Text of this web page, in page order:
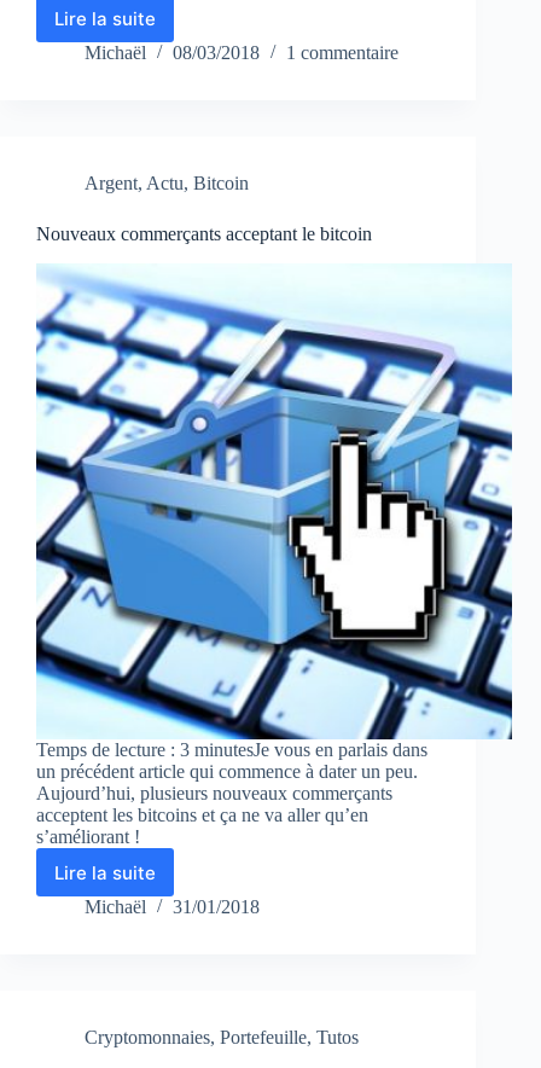
Lire la suite
Revolut,
Obtenez
Michaël 08/03/2018 1 commentaire
Argent, Actu, Bitcoin
Nouveaux commerçants acceptant le bitcoin
Temps de lecture : 3 minutesJe vous en parlais dans
un précédent article qui commence à dater un peu.
Aujourd’hui, plusieurs nouveaux commerçants
acceptent les bitcoins et ça ne va aller qu’en
s’améliorant !
Lire la suite
Nouveaux
commerçants
Michaël 31/01/2018
Cryptomonnaies, Portefeuille, Tutos